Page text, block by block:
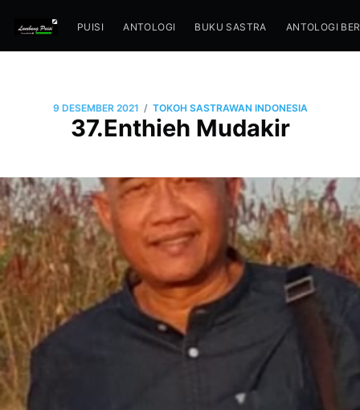
PUISI ANTOLOGI BUKU SASTRA ANTOLOGI
9 DESEMBER 2021 / TOKOH SASTRAWAN INDONESIA
37.Enthieh Mudakir